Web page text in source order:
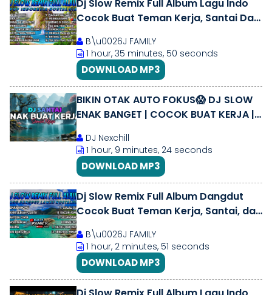
Dj Slow Remix Full Album Lagu Indo
Cocok Buat Teman Kerja, Santai Dan
Perjalanan (B\u0026J FAMILY) Vol.8
B\u0026J FAMILY
1 hour, 35 minutes, 50 seconds
DOWNLOAD MP3
BIKIN OTAK AUTO FOKUS😱 DJ SLOW
ENAK BANGET | COCOK BUAT KERJA |
DJ Nexchill
1 hour, 9 minutes, 24 seconds
DOWNLOAD MP3
Dj Slow Remix Full Album Dangdut
Cocok Buat Teman Kerja, Santai, dan
Perjalanan (B\u0026J FAMILY) Vol.11
B\u0026J FAMILY
1 hour, 2 minutes, 51 seconds
DOWNLOAD MP3